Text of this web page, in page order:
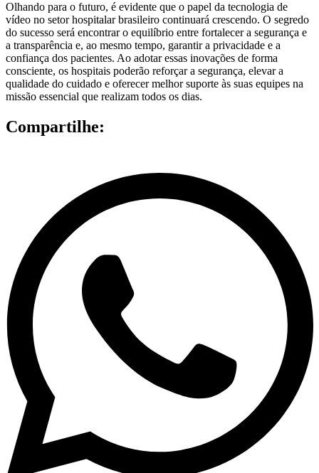
Olhando para o futuro, é evidente que o papel da tecnologia de
vídeo no setor hospitalar brasileiro continuará crescendo. O segredo
do sucesso será encontrar o equilíbrio entre fortalecer a segurança e
a transparência e, ao mesmo tempo, garantir a privacidade e a
confiança dos pacientes. Ao adotar essas inovações de forma
consciente, os hospitais poderão reforçar a segurança, elevar a
qualidade do cuidado e oferecer melhor suporte às suas equipes na
missão essencial que realizam todos os dias.
Compartilhe: